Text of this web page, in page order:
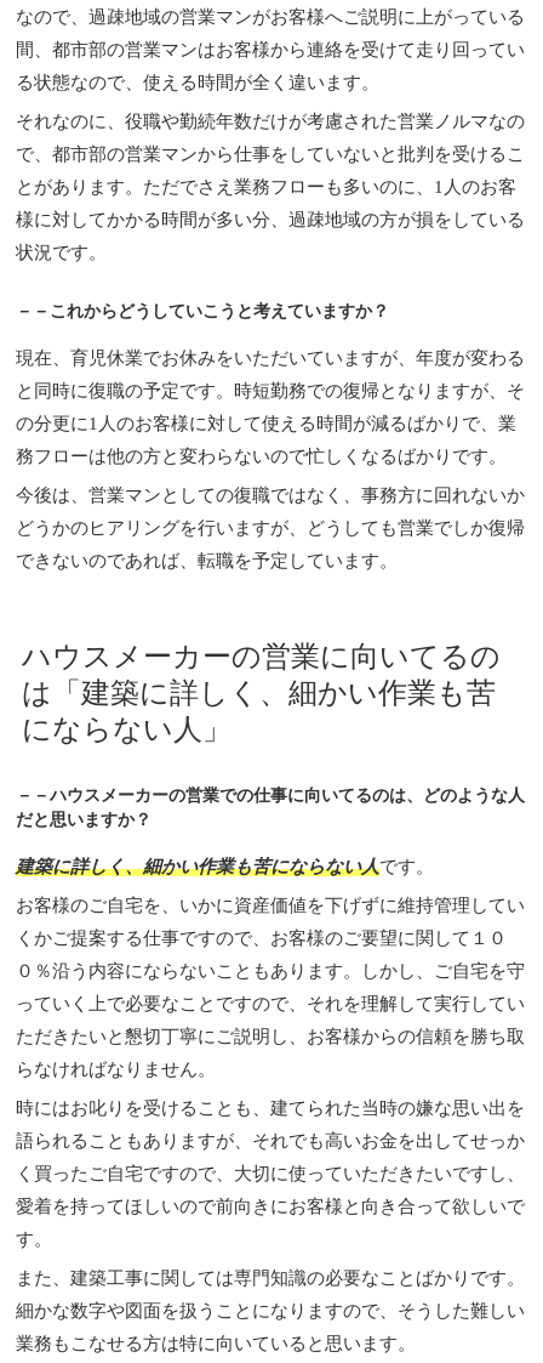
なので、過疎地域の営業マンがお客様へご説明に上がっている
間、都市部の営業マンはお客様から連絡を受けて走り回ってい
る状態なので、使える時間が全く違います。
それなのに、役職や勤続年数だけが考慮された営業ノルマなの
で、都市部の営業マンから仕事をしていないと批判を受けるこ
とがあります。ただでさえ業務フローも多いのに、1人のお客
様に対してかかる時間が多い分、過疎地域の方が損をしている
状況です。
－－これからどうしていこうと考えていますか？
現在、育児休業でお休みをいただいていますが、年度が変わる
と同時に復職の予定です。時短勤務での復帰となりますが、そ
の分更に1人のお客様に対して使える時間が減るばかりで、業
務フローは他の方と変わらないので忙しくなるばかりです。
今後は、営業マンとしての復職ではなく、事務方に回れないか
どうかのヒアリングを行いますが、どうしても営業でしか復帰
できないのであれば、転職を予定しています。
ハウスメーカーの営業に向いてるの
は「建築に詳しく、細かい作業も苦
にならない人」
－－ハウスメーカーの営業での仕事に向いてるのは、どのような人
だと思いますか？
建築に詳しく、細かい作業も苦にならない人です。
お客様のご自宅を、いかに資産価値を下げずに維持管理してい
くかご提案する仕事ですので、お客様のご要望に関して１０
０％沿う内容にならないこともあります。しかし、ご自宅を守
っていく上で必要なことですので、それを理解して実行してい
ただきたいと懇切丁寧にご説明し、お客様からの信頼を勝ち取
らなければなりません。
時にはお叱りを受けることも、建てられた当時の嫌な思い出を
語られることもありますが、それでも高いお金を出してせっか
く買ったご自宅ですので、大切に使っていただきたいですし、
愛着を持ってほしいので前向きにお客様と向き合って欲しいで
す。
また、建築工事に関しては専門知識の必要なことばかりです。
細かな数字や図面を扱うことになりますので、そうした難しい
業務もこなせる方は特に向いていると思います。